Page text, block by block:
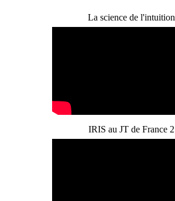
La science de l'intuition
IRIS au JT de France 2